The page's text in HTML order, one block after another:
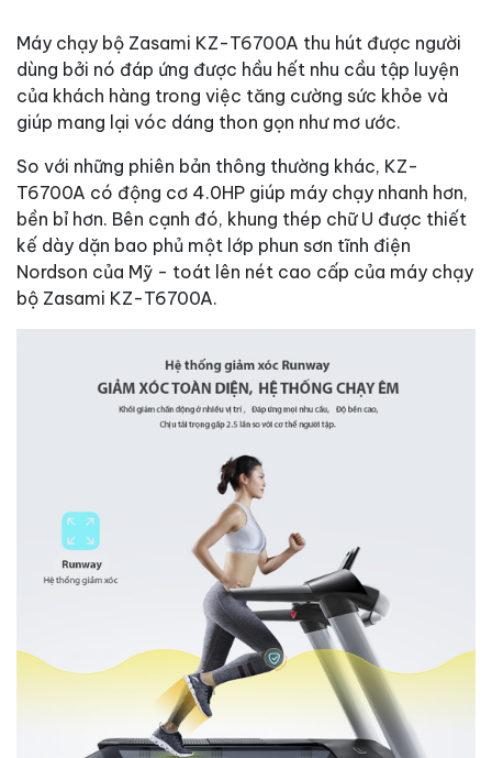
Máy chạy bộ Zasami KZ-T6700A thu hút được người
dùng bởi nó đáp ứng được hầu hết nhu cầu tập luyện
của khách hàng trong việc tăng cường sức khỏe và
giúp mang lại vóc dáng thon gọn như mơ ước.
So với những phiên bản thông thường khác, KZ-
T6700A có động cơ 4.0HP giúp máy chạy nhanh hơn,
bền bỉ hơn. Bên cạnh đó, khung thép chữ U được thiết
kế dày dặn bao phủ một lớp phun sơn tĩnh điện
Nordson của Mỹ - toát lên nét cao cấp của máy chạy
bộ Zasami KZ-T6700A.